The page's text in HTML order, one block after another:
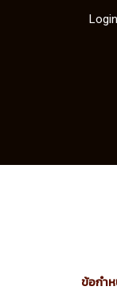
Login
ข้อกำ